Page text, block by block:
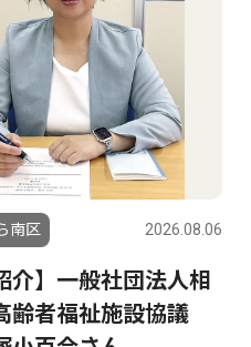
南区 2026.08.06
介】一般社団法人相
齢者福祉施設協議